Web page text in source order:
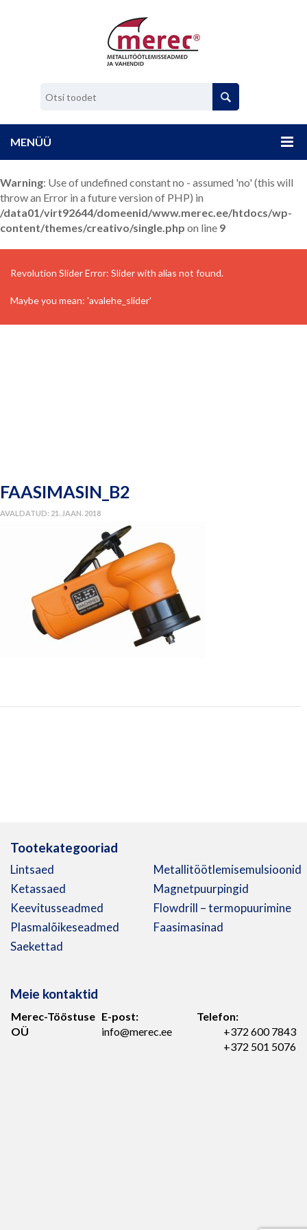
MENÜÜ
Warning: Use of undefined constant no - assumed 'no' (this will
throw an Error in a future version of PHP) in
/data01/virt92644/domeenid/www.merec.ee/htdocs/wp-
content/themes/creativo/single.php on line 9
Revolution Slider Error: Slider with alias not found.
Maybe you mean: 'avalehe_slider'
FAASIMASIN_B2
AVALDATUD: 21. JAAN. 2018
Tootekategooriad
Lintsaed
Ketassaed
Keevitusseadmed
Plasmalõikeseadmed
Saekettad
Metallitöötlemisemulsioonid
Magnetpuurpingid
Flowdrill – termopuurimine
Faasimasinad
Meie kontaktid
Merec-Tööstuse
OÜ
E-post:
info@merec.ee
Telefon:
+372 600 7843
+372 501 5076